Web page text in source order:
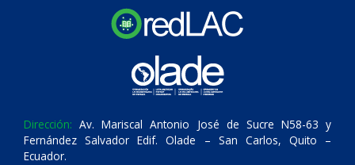
Dirección: Av. Mariscal Antonio José de Sucre N58-63 y
Fernández Salvador Edif. Olade – San Carlos, Quito –
Ecuador.